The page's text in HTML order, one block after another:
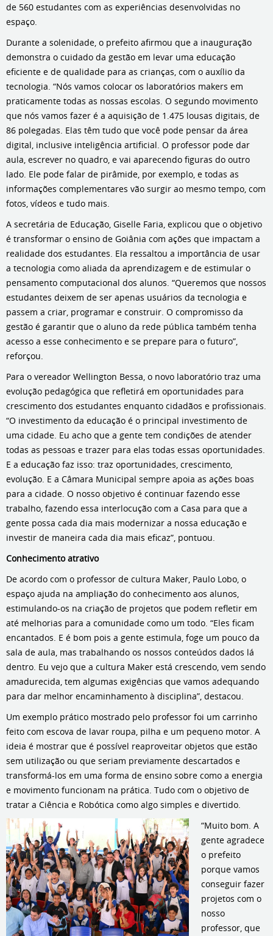
de 560 estudantes com as experiências desenvolvidas no
espaço.
Durante a solenidade, o prefeito afirmou que a inauguração
demonstra o cuidado da gestão em levar uma educação
eficiente e de qualidade para as crianças, com o auxílio da
tecnologia. “Nós vamos colocar os laboratórios makers em
praticamente todas as nossas escolas. O segundo movimento
que nós vamos fazer é a aquisição de 1.475 lousas digitais, de
86 polegadas. Elas têm tudo que você pode pensar da área
digital, inclusive inteligência artificial. O professor pode dar
aula, escrever no quadro, e vai aparecendo figuras do outro
lado. Ele pode falar de pirâmide, por exemplo, e todas as
informações complementares vão surgir ao mesmo tempo, com
fotos, vídeos e tudo mais.
A secretária de Educação, Giselle Faria, explicou que o objetivo
é transformar o ensino de Goiânia com ações que impactam a
realidade dos estudantes. Ela ressaltou a importância de usar
a tecnologia como aliada da aprendizagem e de estimular o
pensamento computacional dos alunos. “Queremos que nossos
estudantes deixem de ser apenas usuários da tecnologia e
passem a criar, programar e construir. O compromisso da
gestão é garantir que o aluno da rede pública também tenha
acesso a esse conhecimento e se prepare para o futuro”,
reforçou.
Para o vereador Wellington Bessa, o novo laboratório traz uma
evolução pedagógica que refletirá em oportunidades para
crescimento dos estudantes enquanto cidadãos e profissionais.
“O investimento da educação é o principal investimento de
uma cidade. Eu acho que a gente tem condições de atender
todas as pessoas e trazer para elas todas essas oportunidades.
E a educação faz isso: traz oportunidades, crescimento,
evolução. E a Câmara Municipal sempre apoia as ações boas
para a cidade. O nosso objetivo é continuar fazendo esse
trabalho, fazendo essa interlocução com a Casa para que a
gente possa cada dia mais modernizar a nossa educação e
investir de maneira cada dia mais eficaz”, pontuou.
Conhecimento atrativo
De acordo com o professor de cultura Maker, Paulo Lobo, o
espaço ajuda na ampliação do conhecimento aos alunos,
estimulando-os na criação de projetos que podem refletir em
até melhorias para a comunidade como um todo. “Eles ficam
encantados. E é bom pois a gente estimula, foge um pouco da
sala de aula, mas trabalhando os nossos conteúdos dados lá
dentro. Eu vejo que a cultura Maker está crescendo, vem sendo
amadurecida, tem algumas exigências que vamos adequando
para dar melhor encaminhamento à disciplina”, destacou.
Um exemplo prático mostrado pelo professor foi um carrinho
feito com escova de lavar roupa, pilha e um pequeno motor. A
ideia é mostrar que é possível reaproveitar objetos que estão
sem utilização ou que seriam previamente descartados e
transformá-los em uma forma de ensino sobre como a energia
e movimento funcionam na prática. Tudo com o objetivo de
tratar a Ciência e Robótica como algo simples e divertido.
“Muito bom. A
gente agradece
o prefeito
porque vamos
conseguir fazer
projetos com o
nosso
professor, que